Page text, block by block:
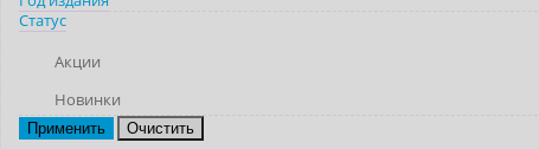
Статус
Акции
Новинки
Очистить